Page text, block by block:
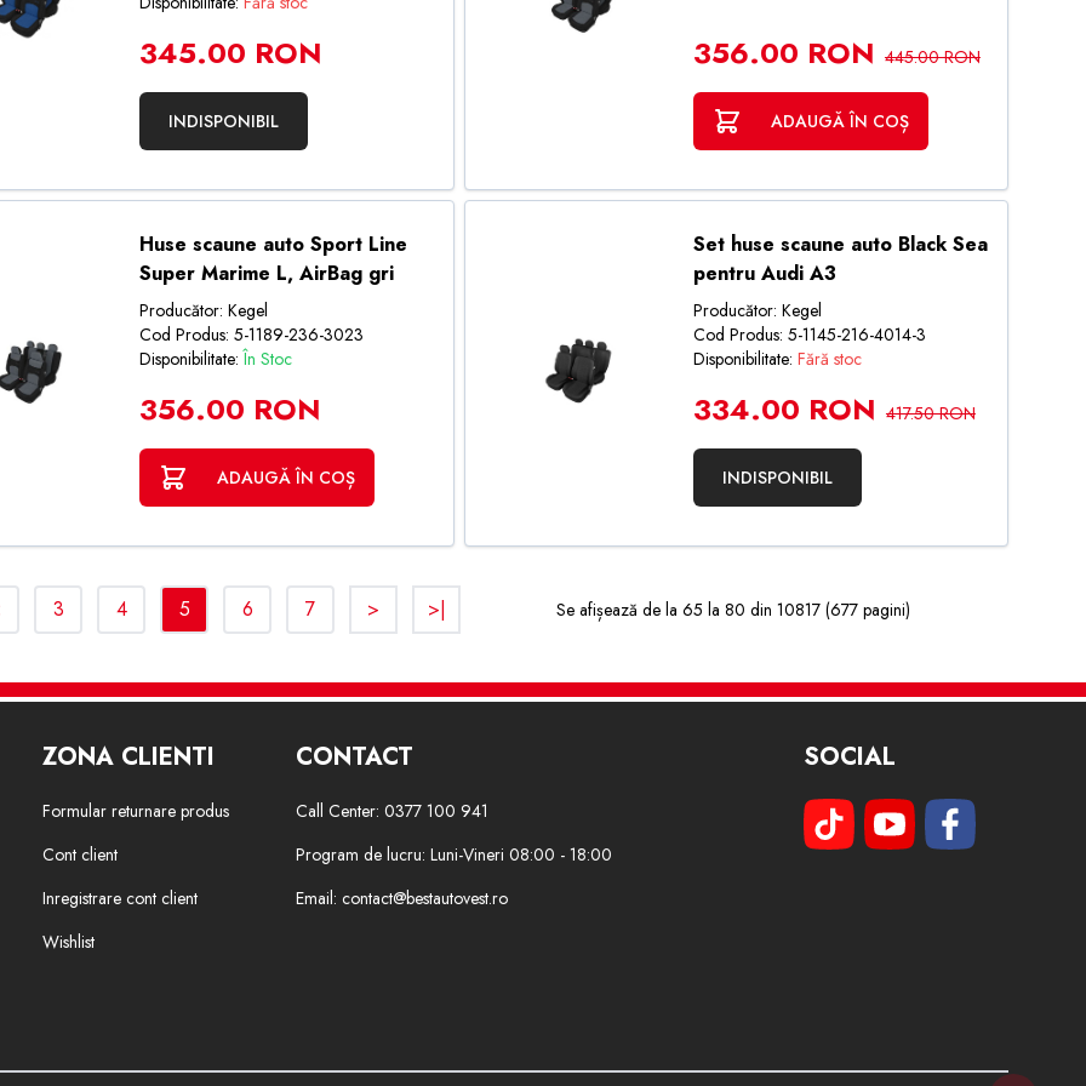
345.00 RON
INDISPONIBIL
356.00 RON 445.00 RON
ADAUGĂ ÎN COȘ
Huse scaune auto Sport Line
Super Marime L, AirBag gri
Producător: Kegel
Cod Produs: 5-1189-236-3023
Disponibilitate:În Stoc
356.00 RON
ADAUGĂ ÎN COȘ
Set huse scaune auto Black Sea
pentru Audi A3
Producător: Kegel
Cod Produs: 5-1145-216-4014-3
Disponibilitate: Fără stoc
334.00 RON 417.50 RON
INDISPONIBIL
3 4 5 6 7 > >| Se afișează de la 65 la 80 din 10817 (677 pagini)
ZONA CLIENTI
Formular returnare produs
Cont client
Inregistrare cont client
Wishlist
CONTACT
Call Center: 0377 100 941
Program de lucru: Luni-Vineri 08:00 - 18:00
Email: contact@bestautovest.ro
SOCIAL